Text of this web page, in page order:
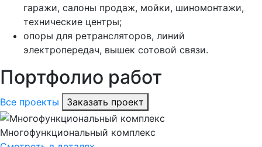
гаражи, салоны продаж, мойки, шиномонтажи,
технические центры;
опоры для ретрансляторов, линий
электропередач, вышек сотовой связи.
Портфолио работ
Все проекты Заказать проект
Многофункциональный комплекс